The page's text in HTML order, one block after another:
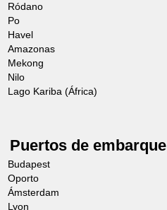
Ródano
Po
Havel
Amazonas
Mekong
Nilo
Lago Kariba (África)
Puertos de embarque
Budapest
Oporto
Ámsterdam
Lyon